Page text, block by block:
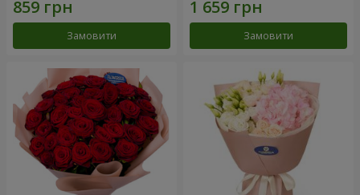
Замовити Замовити